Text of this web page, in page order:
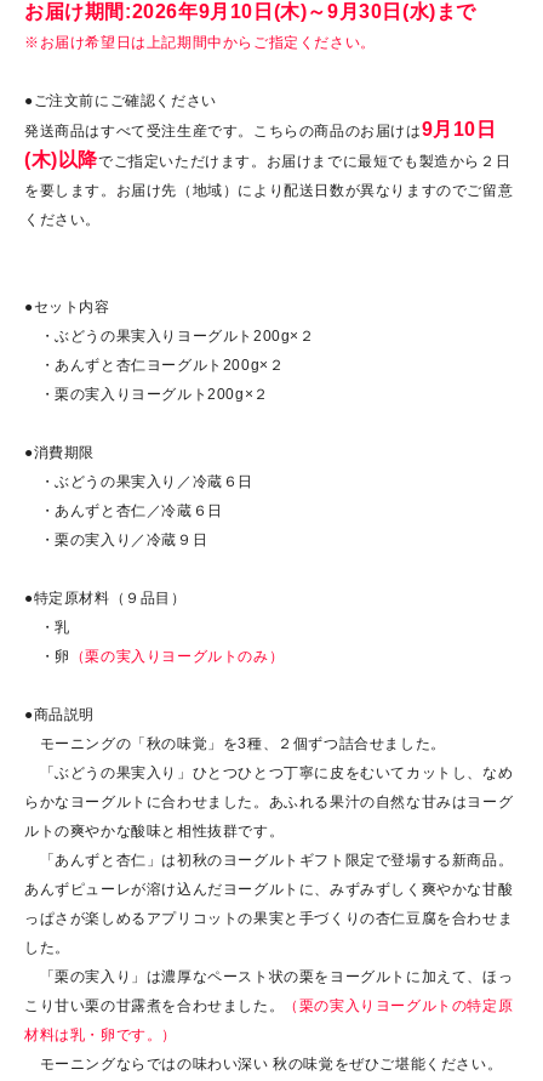
お届け期間:2026年9月10日(木)～9月30日(水)まで
※お届け希望日は上記期間中からご指定ください。
●ご注文前にご確認ください
発送商品はすべて受注生産です。こちらの商品のお届けは9月10日
(木)以降でご指定いただけます。お届けまでに最短でも製造から２日
を要します。お届け先（地域）により配送日数が異なりますのでご留意
ください。
●セット内容
・ぶどうの果実入りヨーグルト200g×２
・あんずと杏仁ヨーグルト200g×２
・栗の実入りヨーグルト200g×２
●消費期限
・ぶどうの果実入り／冷蔵６日
・あんずと杏仁／冷蔵６日
・栗の実入り／冷蔵９日
●特定原材料（９品目）
・乳
・卵
（栗の実入りヨーグルトのみ）
●商品説明
モーニングの「秋の味覚」を3種、２個ずつ詰合せました。
「ぶどうの果実入り」ひとつひとつ丁寧に皮をむいてカットし、なめ
らかなヨーグルトに合わせました。あふれる果汁の自然な甘みはヨーグ
ルトの爽やかな酸味と相性抜群です。
「あんずと杏仁」は初秋のヨーグルトギフト限定で登場する新商品。
あんずピューレが溶け込んだヨーグルトに、みずみずしく爽やかな甘酸
っぱさが楽しめるアプリコットの果実と手づくりの杏仁豆腐を合わせま
した。
「栗の実入り」は濃厚なペースト状の栗をヨーグルトに加えて、ほっ
こり甘い栗の甘露煮を合わせました。
（栗の実入りヨーグルトの特定原
材料は乳・卵です。）
モーニングならではの味わい深い 秋の味覚をぜひご堪能ください。